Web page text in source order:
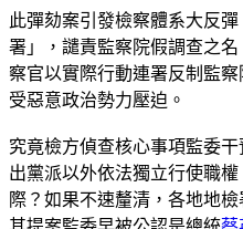
此彈劾案引發檢察體系大反
署」，譴責監察院假調查之
察官以實際行動連署反制監
受惡意政治勢力壓迫。
究竟檢方偵查核心事項監委
出黨派以外依法獨立行使職
際？如果不速釐清，各地地